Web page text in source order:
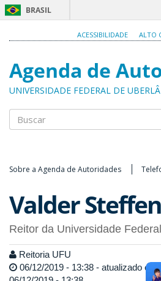
BRASIL
ACESSIBILIDADE ALTO
Agenda de
UNIVERSIDADE FEDERAL DE
Sobre a Agenda de Autoridades
Valder
Reitor da Universidade
Reitoria UFU
06/12/2019 - 13:38 - atualizado em